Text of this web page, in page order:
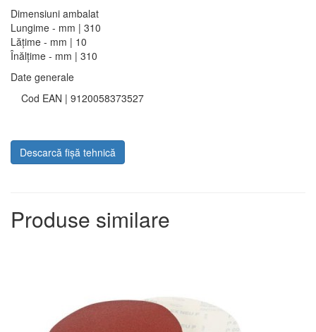
Dimensiuni ambalat
Lungime - mm | 310
Lățime - mm | 10
Înălțime - mm | 310
Date generale
Cod EAN | 9120058373527
Descarcă fișă tehnică
Produse similare